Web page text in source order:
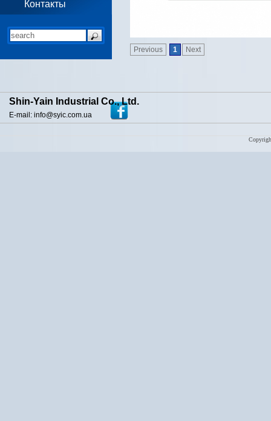
Контакты
Previous 1 Next
Shin-Yain Industrial Co., Ltd.
E-mail: info@syic.com.ua